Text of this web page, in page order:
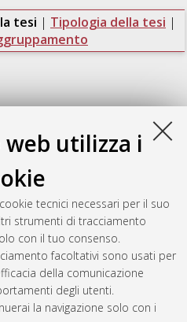
utilizza i
tecnici necessari per il suo
strumenti di tracciamento
con il tuo consenso.
facoltativi sono usati per
della comunicazione
degli utenti.
la navigazione solo con i
tesi | Tipologia della tesi |
topo-batimetriche: metodi,
Università di Bologna,
l'ambiente e il territorio [LM-
disponibile
ilFri Aug 7 10:32:10 2026 CEST